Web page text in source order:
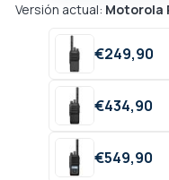
Versión actual: Motorola
€249,90
€434,90
€549,90